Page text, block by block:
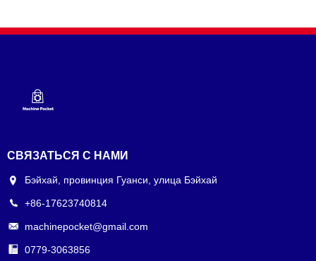
СВЯЗАТЬСЯ С НАМИ
Бэйхай, провинция Гуанси, улица Бэйхай
+86-17623740814
machinepocket@gmail.com
0779-3063856